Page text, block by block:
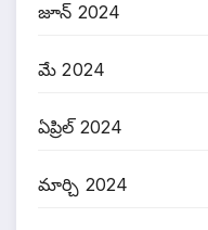
జూన్ 2024
మే 2024
ఏప్రిల్ 2024
మార్చి 2024